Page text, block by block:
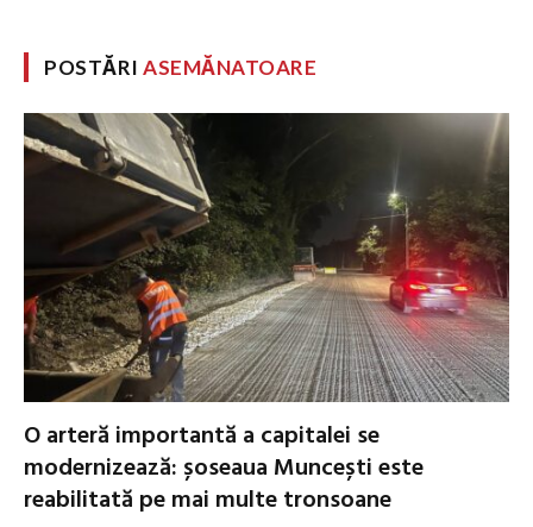
POSTĂRIASEMĂNATOARE
O arteră importantă a capitalei se
modernizează: șoseaua Muncești este
reabilitată pe mai multe tronsoane